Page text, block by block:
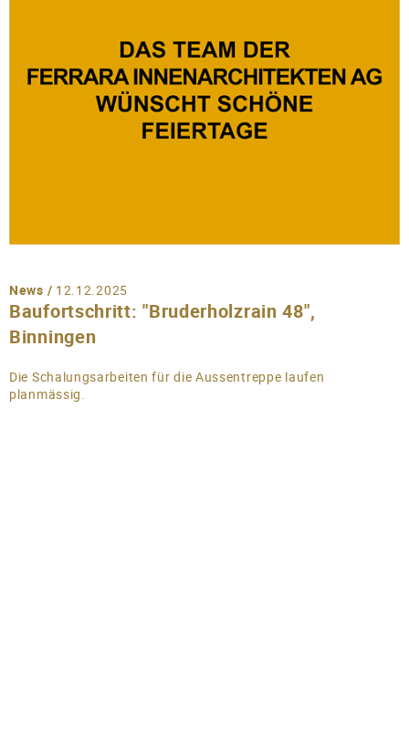
News / 12.12.2025
Baufortschritt: "Bruderholzrain 48",
Binningen
Die Schalungsarbeiten für die Aussentreppe laufen
planmässig.